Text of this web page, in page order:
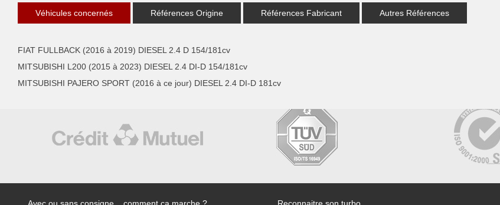
Véhicules concernés Références Origine Références Fabricant Autres Références
FIAT FULLBACK (2016 à 2019) DIESEL 2.4 D 154/181cv
MITSUBISHI L200 (2015 à 2023) DIESEL 2.4 DI-D 154/181cv
MITSUBISHI PAJERO SPORT (2016 à ce jour) DIESEL 2.4 DI-D 181cv